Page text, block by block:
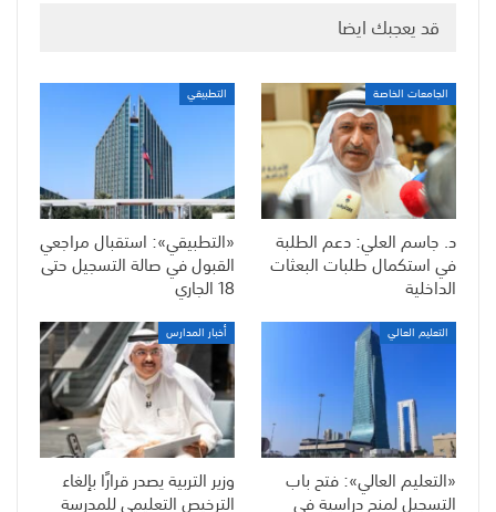
قد يعجبك ايضا
الجامعات الخاصة
د. جاسم العلي: دعم الطلبة
في استكمال طلبات البعثات
الداخلية
التطبيقي
«التطبيقي»: استقبال مراجعي
القبول في صالة التسجيل حتى
18 الجاري
التعليم العالي
«التعليم العالي»: فتح باب
التسجيل لمنح دراسية في
أخبار المدارس
وزير التربية يصدر قرارًا بإلغاء
الترخيص التعليمي للمدرسة